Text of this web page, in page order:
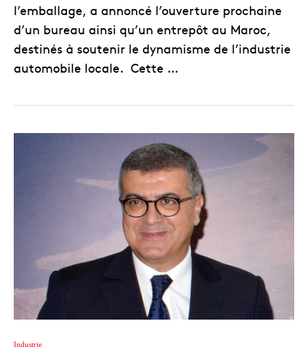
l’emballage, a annoncé l’ouverture prochaine
d’un bureau ainsi qu’un entrepôt au Maroc,
destinés à soutenir le dynamisme de l’industrie
automobile locale. Cette …
Industrie